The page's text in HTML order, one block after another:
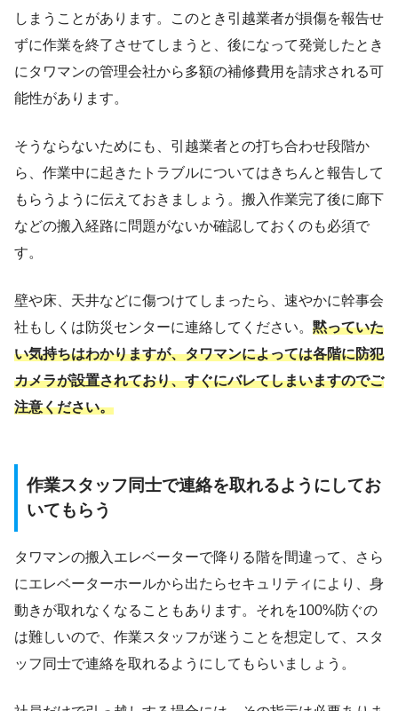
しまうことがあります。このとき引越業者が損傷を報告せ
ずに作業を終了させてしまうと、後になって発覚したとき
にタワマンの管理会社から多額の補修費用を請求される可
能性があります。
そうならないためにも、引越業者との打ち合わせ段階か
ら、作業中に起きたトラブルについてはきちんと報告して
もらうように伝えておきましょう。搬入作業完了後に廊下
などの搬入経路に問題がないか確認しておくのも必須で
す。
壁や床、天井などに傷つけてしまったら、速やかに幹事会
社もしくは防災センターに連絡してください。 黙っていた
い気持ちはわかりますが、タワマンによっては各階に防犯
カメラが設置されており、すぐにバレてしまいますのでご
注意ください。
作業スタッフ同士で連絡を取れるようにしてお
いてもらう
タワマンの搬入エレベーターで降りる階を間違って、さら
にエレベーターホールから出たらセキュリティにより、身
動きが取れなくなることもあります。それを100%防ぐの
は難しいので、作業スタッフが迷うことを想定して、スタ
ッフ同士で連絡を取れるようにしてもらいましょう。